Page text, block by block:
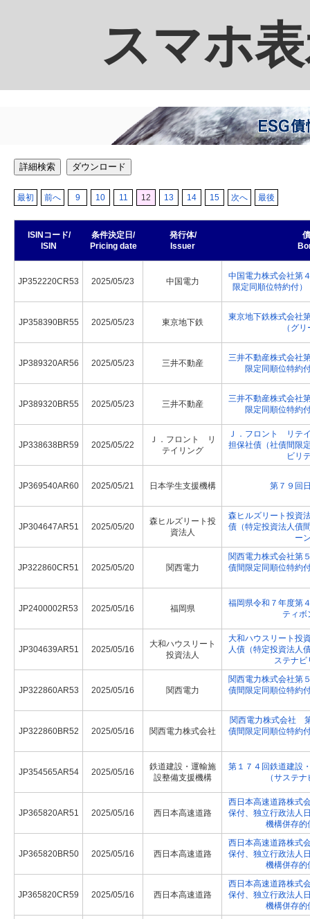
スマホ
詳細検索 ダウンロード
最初 前へ 9 10 11 12 13 14 15 次へ 最後
ISINコード/
ISIN
条件決定日/
Pricing date
発行体/
Issuer
JP352220CR53 2025/05/23 中国電力
中国電力株式会社第
限定同順位特約付
JP358390BR55 2025/05/23 東京地下鉄
東京地下鉄株式会社
（グ
JP389320AR56 2025/05/23 三井不動産
三井不動産株式会社
限定同順位特約
JP389320BR55 2025/05/23 三井不動産
三井不動産株式会社
限定同順位特約
JP338638BR59 2025/05/22
Ｊ．フロント リ
テイリング
Ｊ．フロント リテ
担保社債（社債間限
ビリ
JP369540AR60 2025/05/21 日本学生支援機構 第７９回
JP304647AR51 2025/05/20
森ヒルズリート投
資法人
森ヒルズリート投資
債（特定投資法人債
ー
JP322860CR51 2025/05/20 関西電力
関西電力株式会社第
債間限定同順位特約
JP2400002R53 2025/05/16 福岡県
福岡県令和７年度第
ティボ
JP304639AR51 2025/05/16
大和ハウスリート
投資法人
大和ハウスリート投
人債（特定投資法人
ステナビ
JP322860AR53 2025/05/16 関西電力
関西電力株式会社第
債間限定同順位特約
JP322860BR52 2025/05/16 関西電力株式会社
関西電力株式会社
債間限定同順位特約
JP354565AR54 2025/05/16
鉄道建設・運輸施
設整備支援機構
第１７４回鉄道建設
（サステ
JP365820AR51 2025/05/16 西日本高速道路
西日本高速道路株式
保付、独立行政法人
機構併存的
JP365820BR50 2025/05/16 西日本高速道路
西日本高速道路株式
保付、独立行政法人
機構併存的
JP365820CR59 2025/05/16 西日本高速道路
西日本高速道路株式
保付、独立行政法人
機構併存的